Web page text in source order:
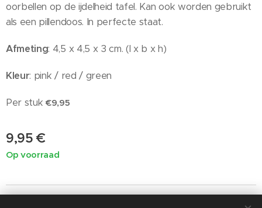
oorbellen op de ijdelheid tafel. Kan ook worden gebruikt
als een pillendoos. In perfecte staat.
Afmeting: 4,5 x 4,5 x 3 cm. (l x b x h)
Kleur: pink / red / green
Per stuk€9,95
9,95 €
Op voorraad